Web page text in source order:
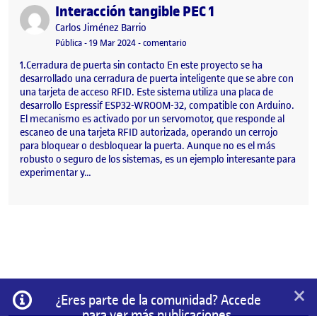
Publicado porInteracción tangible PEC 1
Publicado por
Carlos Jiménez Barrio
Visibilidad:
Pública-Fecha de publicación
19 Mar 2024-comentario
1.Cerradura de puerta sin contacto En este proyecto se ha
desarrollado una cerradura de puerta inteligente que se abre con
una tarjeta de acceso RFID. Este sistema utiliza una placa de
desarrollo Espressif ESP32-WROOM-32, compatible con Arduino.
El mecanismo es activado por un servomotor, que responde al
escaneo de una tarjeta RFID autorizada, operando un cerrojo
para bloquear o desbloquear la puerta. Aunque no es el más
robusto o seguro de los sistemas, es un ejemplo interesante para
experimentar y…
Información
¿Eres parte de la comunidad? Accede
×